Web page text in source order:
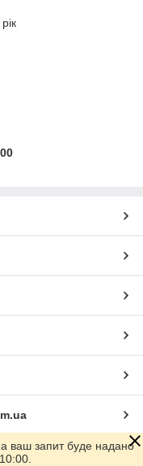
ваш запит буде надано